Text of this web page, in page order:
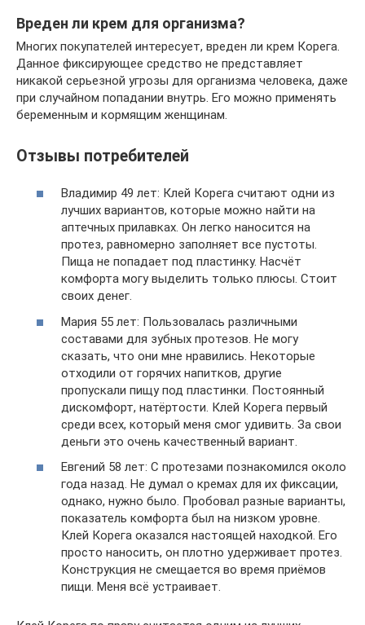
Вреден ли крем для организма?
Многих покупателей интересует, вреден ли крем Корега.
Данное фиксирующее средство не представляет
никакой серьезной угрозы для организма человека, даже
при случайном попадании внутрь. Его можно применять
беременным и кормящим женщинам.
Отзывы потребителей
Владимир 49 лет: Клей Корега считают одни из
лучших вариантов, которые можно найти на
аптечных прилавках. Он легко наносится на
протез, равномерно заполняет все пустоты.
Пища не попадает под пластинку. Насчёт
комфорта могу выделить только плюсы. Стоит
своих денег.
Мария 55 лет: Пользовалась различными
составами для зубных протезов. Не могу
сказать, что они мне нравились. Некоторые
отходили от горячих напитков, другие
пропускали пищу под пластинки. Постоянный
дискомфорт, натёртости. Клей Корега первый
среди всех, который меня смог удивить. За свои
деньги это очень качественный вариант.
Евгений 58 лет: С протезами познакомился около
года назад. Не думал о кремах для их фиксации,
однако, нужно было. Пробовал разные варианты,
показатель комфорта был на низком уровне.
Клей Корега оказался настоящей находкой. Его
просто наносить, он плотно удерживает протез.
Конструкция не смещается во время приёмов
пищи. Меня всё устраивает.